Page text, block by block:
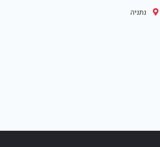
נתניה